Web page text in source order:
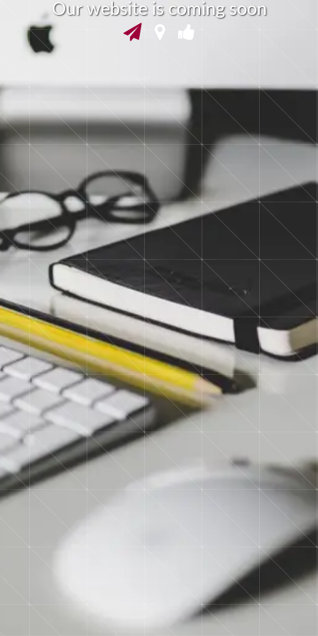
Our website is coming soon